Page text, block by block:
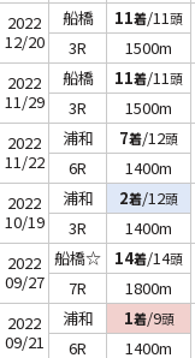
2022
12/20
船橋 11着/11頭
3R
1500m
2022
11/29
船橋 11着/11頭
3R
1500m
2022
11/22
浦和 7着/12頭
6R
1400m
2022
10/19
浦和 2着/12頭
3R
1400m
2022
09/27
船橋☆ 14着/14頭
7R
1800m
2022
09/21
浦和 1着/9頭
6R
1400m